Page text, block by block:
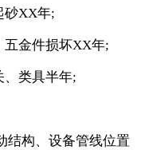
砂XX年;
五金件损坏XX年;
、类具半年;
结构、设备管线位置